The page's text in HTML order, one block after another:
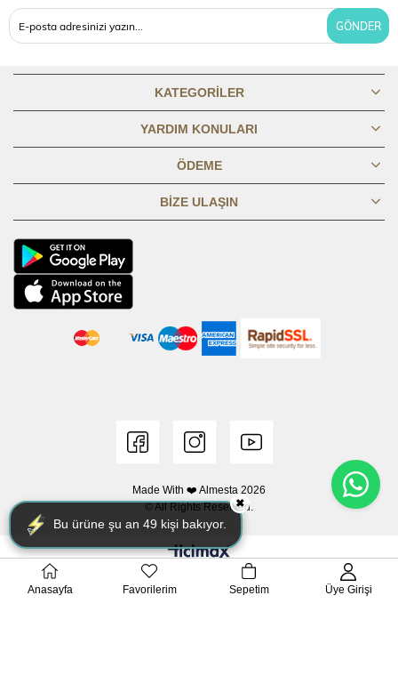
77,2 77,7 78,2 78,7 79,2 79,7 80,2 80,7 81,2
45,8 47,8 49,8 51,8 53,8 56,8 59,8 62,8 65,8
PİLE
50,2 52,2 54,2 56,2 58,2 61,2 64,2 67,2 70,2
60,2 62,2 64,2 66,2 68,2 71,2 74,2 77,2 80,2
KOL BOYU 61,3 61,8
GÖNDER
KATEGORILER
YARDIM KONULARI
ÖDEME
BIZE ULAŞIN
Made With ❤️ Almesta 2026
© All Rights Reserved.
Anasayfa Favorilerim Sepetim Üye Girişi
✖
Bu ürüne şu an 49 kişi bakıyor.